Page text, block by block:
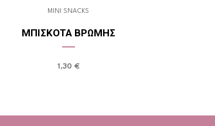
MINI SNACKS
ΜΠΙΣΚΌΤΑ ΒΡΏΜΗΣ
1,30 €